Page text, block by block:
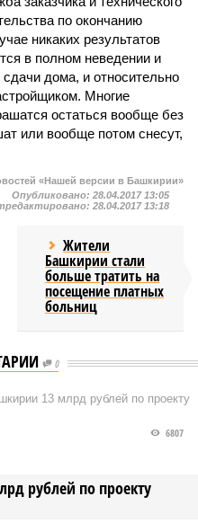
по окончанию
никаких результатов
в полном неведении и
дома, и относительно
Многие
остаться вообще без
или вообще потом снесут,
«Нашей версии в Башкирии»
Опубликовано: 28.04.2017 13:05
28.04.2017 13:18
Жители
Башкирии стали
больше тратить на
посещение платных
больниц
0
13 млрд рублей по проекту
рублей по проекту
6807